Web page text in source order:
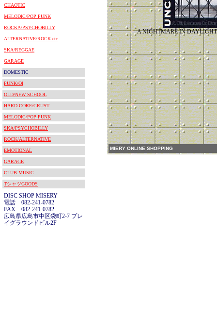
CHAOTIC
MELODIC/POP PUNK
ROCKA/PSYCHOBILLY
ALTERNATIVE/ROCK etc
SKA/REGGAE
GARAGE
DOMESTIC
PUNK/OI
OLD/NEW SCHOOL
HARD CORE/CRUST
MELODIC/POP PUNK
SKA/PSYCHOBILLY
ROCK/ALTERNATIVE
EMOTIONAL
GARAGE
CLUB MUSIC
TシャツGOODS
DISC SHOP MISERY
電話 082-241-0782
FAX 082-241-0782
広島県広島市中区袋町2-7 プレ
イグラウンドビル2F
A NIGHTMARE IN
MIERY ONLINE SHOPPING